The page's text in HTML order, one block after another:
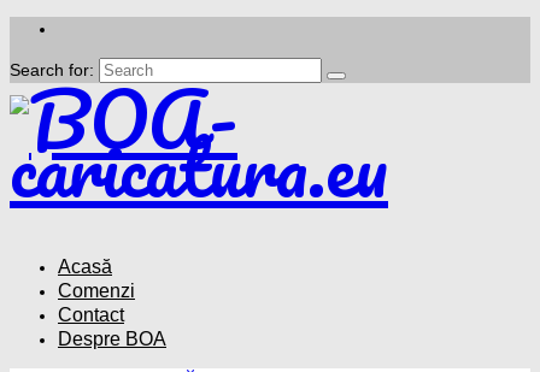
Search for:
Acasă
Comenzi
Contact
Despre BOA